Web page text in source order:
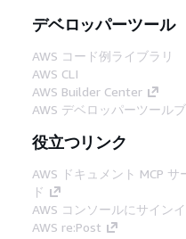
デベロッパーツール
AWS コード例ライブラリ
AWS CLI
AWS Builder Center
AWS デベロッパーツール
役立つリンク
AWS ドキュメント MCP
ド
AWS コンソールにサイン
AWS re:Post